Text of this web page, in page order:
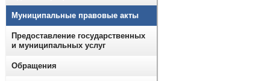
Муниципальные правовые акты
Предоставление государственных
и муниципальных услуг
Обращения